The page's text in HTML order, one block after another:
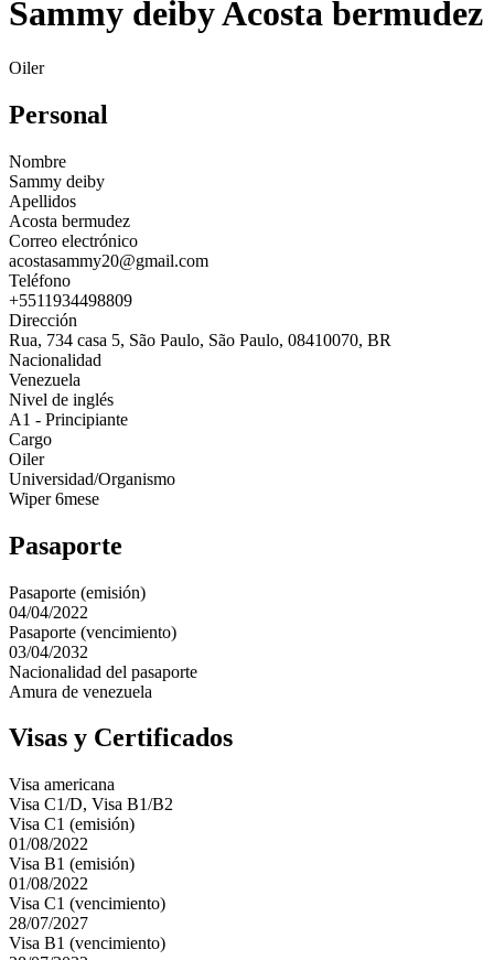
Sammy deiby Acosta bermudez
Oiler
Personal
Nombre
Sammy deiby
Apellidos
Acosta bermudez
Correo electrónico
acostasammy20@gmail.com
Teléfono
+5511934498809
Dirección
Rua, 734 casa 5, São Paulo, São Paulo, 08410070, BR
Nacionalidad
Venezuela
Nivel de inglés
A1 - Principiante
Cargo
Oiler
Universidad/Organismo
Wiper 6mese
Pasaporte
Pasaporte (emisión)
04/04/2022
Pasaporte (vencimiento)
03/04/2032
Nacionalidad del pasaporte
Amura de venezuela
Visas y Certificados
Visa americana
Visa C1/D, Visa B1/B2
Visa C1 (emisión)
01/08/2022
Visa B1 (emisión)
01/08/2022
Visa C1 (vencimiento)
28/07/2027
Visa B1 (vencimiento)